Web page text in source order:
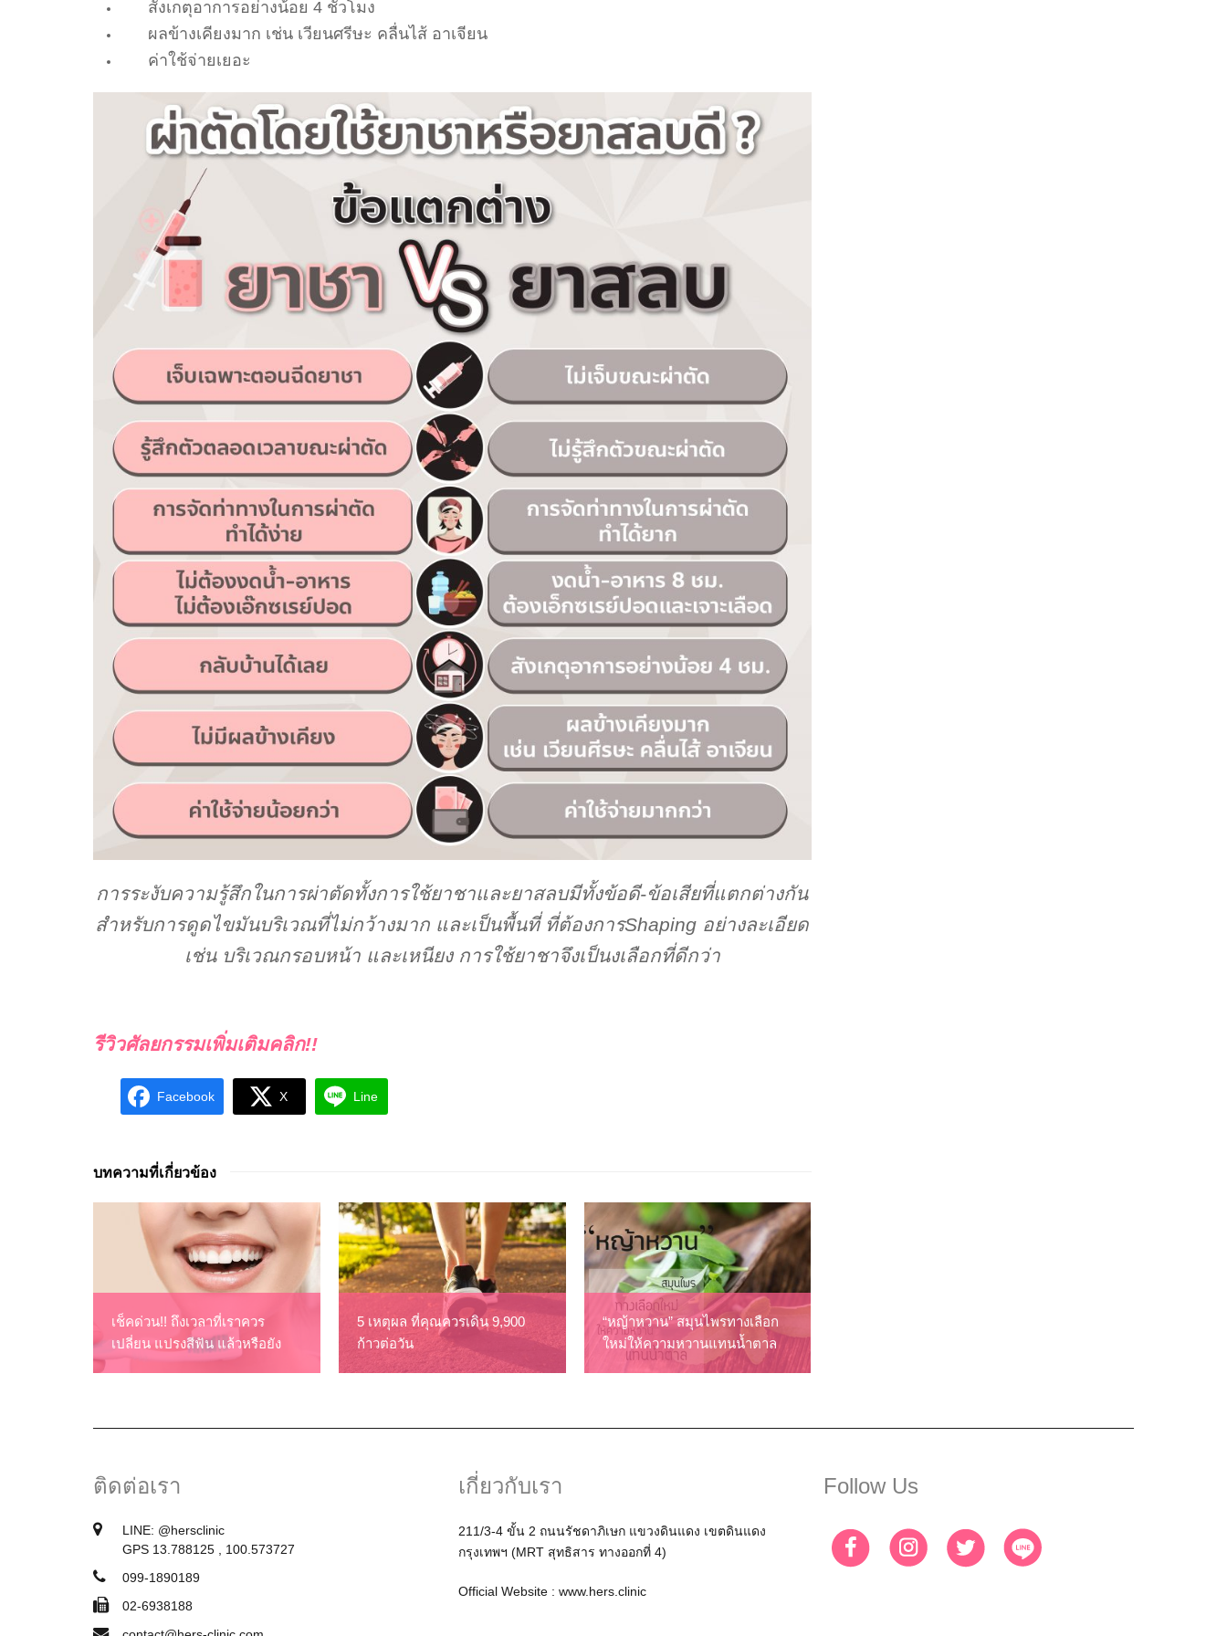
สังเกตุอาการอย่างน้อย 4 ชั่วโมง
ผลข้างเคียงมาก เช่น เวียนศรีษะ คลื่นไส้ อาเจียน
ค่าใช้จ่ายเยอะ
การระงับความรู้สึกในการผ่าตัดทั้งการใช้ยาชาและยาสลบมีทั้งข้อดี-ข้อเสียที่แตกต่างกัน
สำหรับการดูดไขมันบริเวณที่ไม่กว้างมาก และเป็นพื้นที่ ที่ต้องการShaping อย่างละเอียด
เช่น บริเวณกรอบหน้า และเหนียง การใช้ยาชาจึงเป็นงเลือกที่ดีกว่า
รีวิวศัลยกรรมเพิ่มเติมคลิก!!
Facebook X Line
บทความที่เกี่ยวข้อง
เช็คด่วน!! ถึงเวลาที่เราควร
เปลี่ยน แปรงสีฟัน แล้วหรือยัง
5 เหตุผล ที่คุณควรเดิน 9,900
ก้าวต่อวัน
“หญ้าหวาน” สมุนไพรทางเลือก
ใหม่ให้ความหวานแทนน้ำตาล
ติดต่อเรา
LINE: @hersclinic
GPS 13.788125 , 100.573727
099-1890189
02-6938188
เกี่ยวกับเรา
211/3-4 ขั้น 2 ถนนรัชดาภิเษก แขวงดินแดง เขตดินแดง
กรุงเทพฯ (MRT สุทธิสาร ทางออกที่ 4)
Official Website : www.hers.clinic
Follow Us